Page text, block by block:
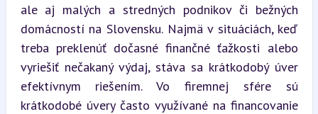
ale aj malých a stredných podnikov či bežných
domácností na Slovensku. Najmä v situáciách, keď
treba preklenúť dočasné finančné ťažkosti alebo
vyriešiť nečakaný výdaj, stáva sa krátkodobý úver
efektívnym riešením. Vo firemnej sfére sú
krátkodobé úvery často využívané na financovanie